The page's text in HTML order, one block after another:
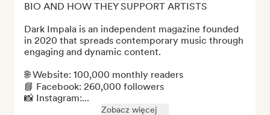
BIO AND HOW THEY SUPPORT ARTISTS
Dark Impala is an independent magazine founded
in 2020 that spreads contemporary music through
engaging and dynamic content.
🌐 Website: 100,000 monthly readers
📘 Facebook: 260,000 followers
📸 Instagram:...
Zobacz więcej